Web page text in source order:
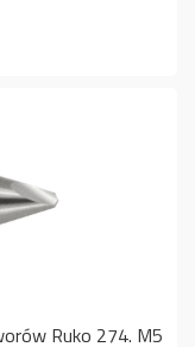
Ruko 274. M5